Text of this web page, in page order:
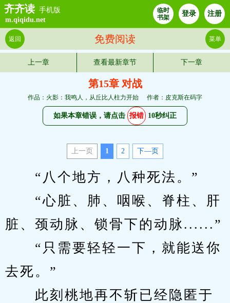
齐齐读 手机版
m.qiqidu.net
临时
书架
登录 注册
免费阅读
返回 菜单
上一章 查看最新章节 下一章
第15章 对战
作品：火影：我鸣人，从丘比人柱力开始 作者：皮克斯在码字
如果本章错误，请点击 报错 10秒纠正
上一页 1 2 下—页
“八个地方，八种死法。”
“心脏、肺、咽喉、脊柱、肝
脏、颈动脉、锁骨下的动脉......”
“只需要轻轻一下，就能送你
去死。”
此刻桃地再不斩已经隐匿于